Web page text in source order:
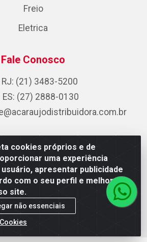
cookies próprios e de
uma experiência
apresentar publicidade
com o seu perfil e melhorar a
site.
não essenciais
Freio
Eletrica
Fale Conosco
RJ: (21) 3483-5200
ES: (27) 2888-0130
- Rua Carneiro de Campos, 42 -
de Janeiro/RJ - CEP 20.920-410 -
08.744.753/0003-85